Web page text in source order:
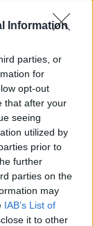
Information
parties, or
for
opt-out
that after your
seeing
utilized by
prior to
further
parties on the
may
IAB’s List of
it to other